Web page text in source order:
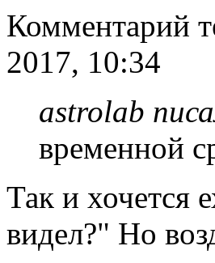
Комментарий
2017, 10:34
astrolab
временной
Так и хочется
видел?" Но